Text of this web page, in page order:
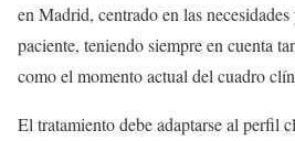
en Madrid, centrado en las
paciente, teniendo siempre en cuenta
como el momento actual del cuadro
El tratamiento debe adaptarse al perfil